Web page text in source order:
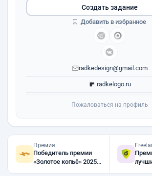
radkedesign@gmail.com
radkelogo.ru
Создать задание
Добавить в избранное
Пожаловаться на профиль
Премия
Победитель премии
«Золотое копьё» 2025,